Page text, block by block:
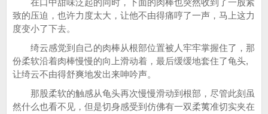
在口中甜味泛起的同时，下面的肉棒也突然收到了一股紧
致的压迫，也许力度太大，让他不由得痛哼了一声，马上这力
度变小了下去。
绮云感觉到自己的肉棒从根部位置被人牢牢掌握住了，那
份柔软沿着肉棒慢慢的向上滑动着，最后缓缓地套住了龟头,
让绮云不由得舒爽地发出来呻吟声。
那股柔软的触感从龟头再次慢慢滑动到根部，尽管此刻虽
然什么也看不见，但是切身感受到仿佛有一双柔荑准切实夹在